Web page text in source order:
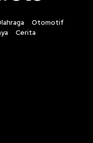
Otomotif
Cerita